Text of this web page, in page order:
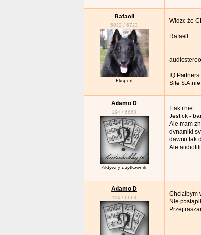
Rafaell
5033 /6723
Ekspert
Widzę że
Rafaell
IQ
Site
Adamo D
194 /6668
Aktywny użytkownik
I tak i nie
Jest ok -
Ale mam
dynamiki
dawno tak
Ale
Adamo D
194 /6668
Chciałbym
Nie